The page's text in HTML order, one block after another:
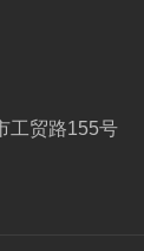
工贸路155号